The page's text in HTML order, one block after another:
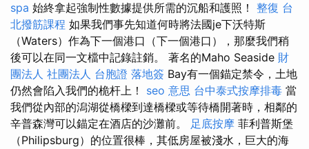
spa 始終拿起強制性數據提供所需的沉船和護照！ 整復 台
北撥筋課程 如果我們事先知道何時將法國je下沃特斯
（Waters）作為下一個港口（下一個港口），那麼我們稍
後可以在同一文檔中記錄註銷。 著名的Maho Seaside 財
團法人 社團法人 台胞證 落地簽 Bay有一個錨定禁令，土地
仍然會陷入我們的桅杆上！ seo 意思 台中泰式按摩排毒 當
我們從內部的潟湖從橋樑到達橋樑或等待橋開著時，相鄰的
辛普森灣可以錨定在酒店的沙灘前。 足底按摩 菲利普斯堡
（Philipsburg）的位置很棒，其低房屋被淺水，巨大的海